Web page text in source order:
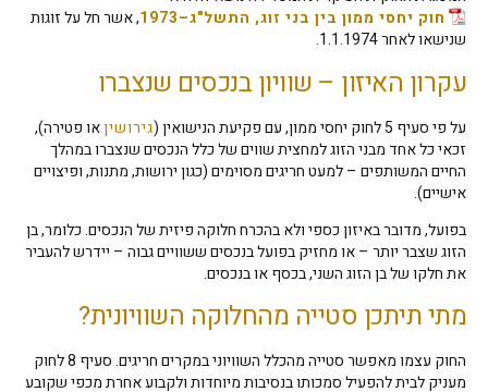
חוק יחסי ממון בין בני זוג, התשל"ג–1973
, אשר חל על זוגות
שנישאו לאחר 1.1.1974.
עקרון האיזון – שוויון בנכסים שנצברו
על פי סעיף 5 לחוק יחסי ממון, עם פקיעת הנישואין ( גירושיןאו פטירה),
זכאי כל אחד מבני הזוג למחצית שווים של כלל הנכסים שנצברו במהלך
החיים המשותפים – למעט חריגים מסוימים (כגון ירושות, מתנות, ופיצויים
אישיים).
בפועל, מדובר באיזון כספי ולא בהכרח חלוקה פיזית של הנכסים. כלומר, בן
הזוג שצבר יותר – או מחזיק בפועל בנכסים ששוויים גבוה – יידרש להעביר
את חלקו של בן הזוג השני, בכסף או בנכסים.
מתי תיתכן סטייה מהחלוקה השוויונית?
החוק עצמו מאפשר סטייה מהכלל השוויוני במקרים חריגים. סעיף 8 לחוק
מעניק לבית להפעיל סמכותו בנסיבות מיוחדות ולקבוע אחרת מכפי שקובע